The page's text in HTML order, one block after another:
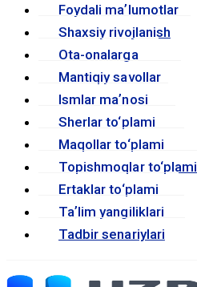
Foydali maʼlumotlar
Shaxsiy rivojlanish
Ota-onalarga
Mantiqiy savollar
Ismlar maʼnosi
Sherlar to‘plami
Maqollar to‘plami
Topishmoqlar to‘plami
Ertaklar to‘plami
Taʼlim yangiliklari
Tadbir senariylari